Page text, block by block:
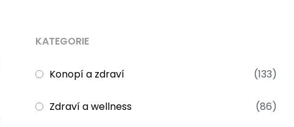
KATEGORIE
Konopí a zdraví (133)
Zdraví a wellness (86)